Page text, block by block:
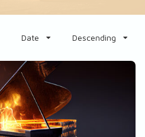
Date Descending